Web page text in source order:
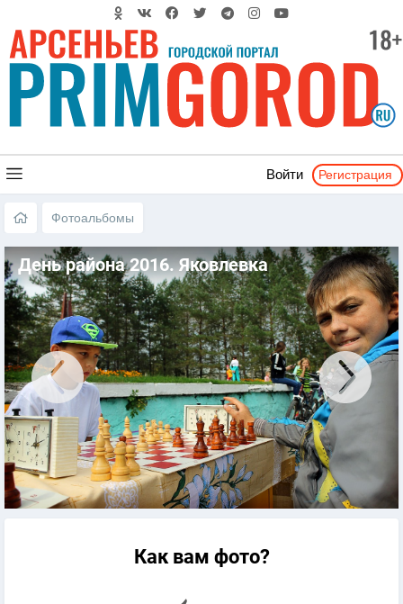
Войти Регистрация
Фотоальбомы
День района 2016. Яковлевка
Как вам фото?